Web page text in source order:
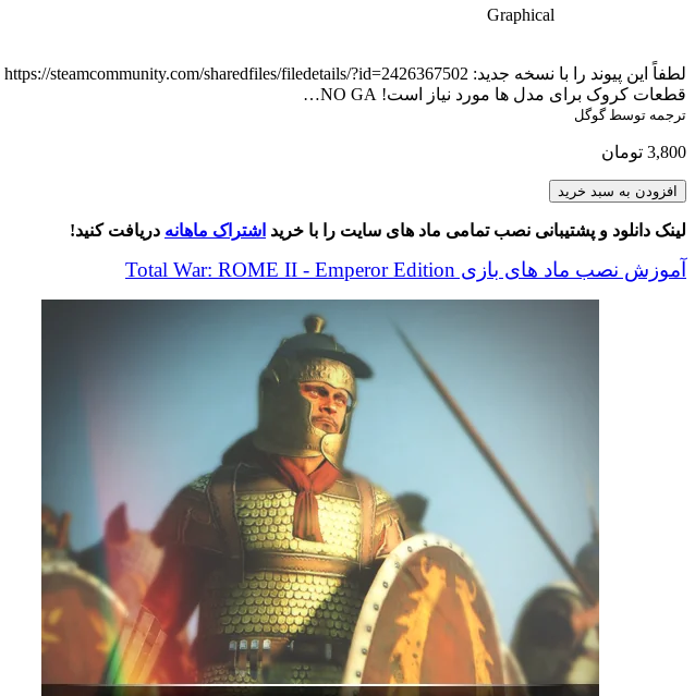
Graphical
قطعات کروک برای مدل ها مورد نیاز است! NO GA…
ترجمه توسط گوگل
3,800 تومان
@1RESTITVTOR
ORBIS
NIEDERBIEBER
EDITION
(Vanilla
Version)
[OBSOLETE]
افزودن به سبد خرید
لینک دانلود و پشتیبانی نصب تمامی ماد های سایت را با خرید اشتراک ماهانه دریافت کنید!
آموزش نصب ماد های بازی Total War: ROME II - Emperor Edition